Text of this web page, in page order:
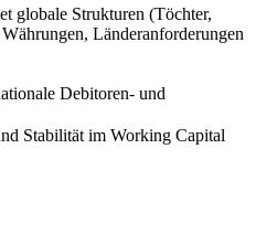
globale Strukturen (Töchter,
Länderanforderungen
Debitoren- und
Stabilität im Working Capital